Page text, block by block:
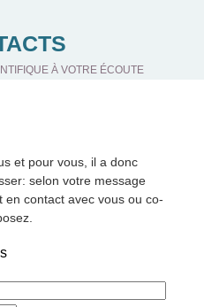
À VOTRE ÉCOUTE
et pour vous, il a donc
selon votre message
contact avec vous ou co-